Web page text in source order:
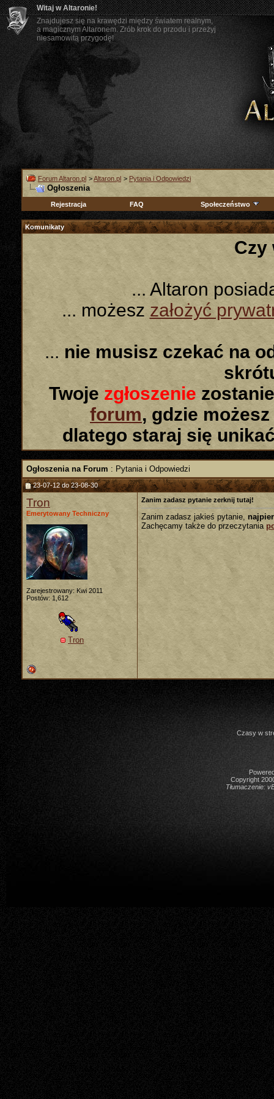
Witaj w Altaronie!
Znajdujesz się na krawędzi między światem realnym,
a magicznym Altaronem. Zrób krok do przodu i przeżyj
niesamowitą przygodę!
Forum Altaron.pl >Altaron.pl > Pytania i Odpowiedzi
Ogłoszenia
Rejestracja FAQ Społeczeństwo
Komunikaty
Czy
... Altaron
... możeszzałożyć
... nie musisz czekać na
Twoje zgłoszenie
forum, gdzie
dlatego staraj się
Ogłoszenia na Forum : Pytania i Odpowiedzi
23-07-12 do 23-08-30
Tron
Emerytowany Techniczny
Zarejestrowany: Kwi 2011
Postów: 1,612
Tron
Zanim zadasz pytanie zerknij tutaj!
Zanim zadasz jakieś pytanie,
Zachęcamy także do przeczytania
Czasy w
Copyright
Tłumaczenie: